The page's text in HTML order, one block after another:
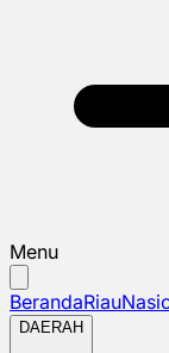
Menu
BerandaRiau
DAERAH